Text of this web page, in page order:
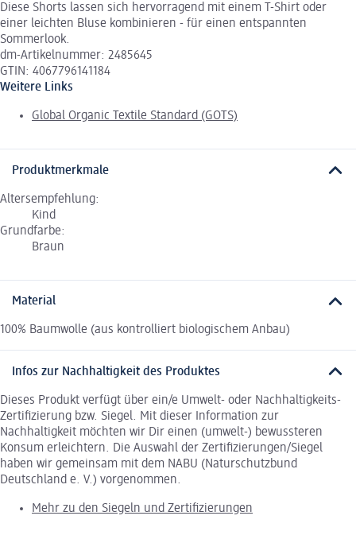
Diese Shorts lassen sich hervorragend mit einem T-Shirt oder
einer leichten Bluse kombinieren - für einen entspannten
Sommerlook.
dm-Artikelnummer: 2485645
GTIN: 4067796141184
Weitere Links
Global Organic Textile Standard (GOTS)
Produktmerkmale
Altersempfehlung:
Kind
Grundfarbe:
Braun
Material
100% Baumwolle (aus kontrolliert biologischem Anbau)
Infos zur Nachhaltigkeit des Produktes
Dieses Produkt verfügt über ein/e Umwelt- oder Nachhaltigkeits-
Zertifizierung bzw. Siegel. Mit dieser Information zur
Nachhaltigkeit möchten wir Dir einen (umwelt-) bewussteren
Konsum erleichtern. Die Auswahl der Zertifizierungen/Siegel
haben wir gemeinsam mit dem NABU (Naturschutzbund
Deutschland e. V.) vorgenommen.
Mehr zu den Siegeln und Zertifizierungen